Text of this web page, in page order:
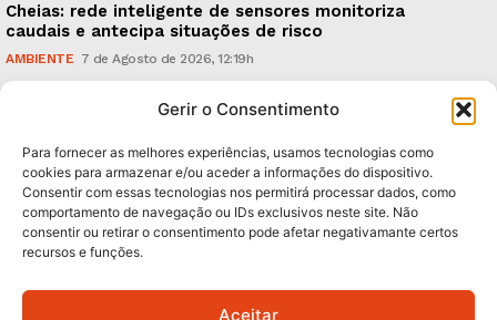
Gerir o Consentimento
Para fornecer as melhores experiências, usamos tecnologias como
cookies para armazenar e/ou aceder a informações do dispositivo.
Consentir com essas tecnologias nos permitirá processar dados, como
comportamento de navegação ou IDs exclusivos neste site. Não
consentir ou retirar o consentimento pode afetar negativamante certos
recursos e funções.
Aceitar
Cheias: rede inteligente de sensores monitoriza
caudais e antecipa situações de risco
AMBIENTE 7 de Agosto de 2026, 12:19h
Subscreva Newsletter: